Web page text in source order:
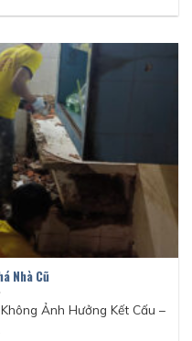
Nhà Cũ
Ảnh Hưởng Kết Cấu –